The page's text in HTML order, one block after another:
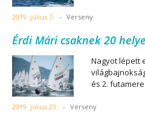
2019. július 7. - Verseny
Érdi Mári csaknek 20
Nagyot lépett
és 2.
2019. július 23. - Verseny